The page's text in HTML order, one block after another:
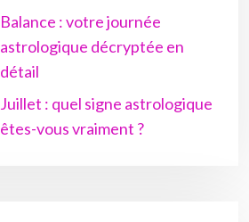
Balance : votre journée
astrologique décryptée en
détail
Juillet : quel signe astrologique
êtes-vous vraiment ?